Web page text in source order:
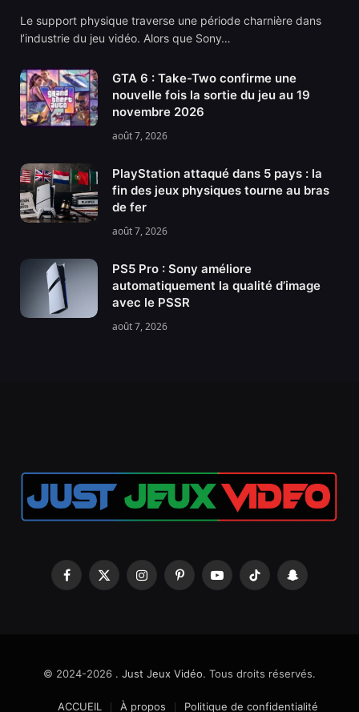
Le support physique traverse une période charnière dans
l’industrie du jeu vidéo. Alors que Sony…
GTA 6 : Take-Two confirme une
nouvelle fois la sortie du jeu au 19
novembre 2026
août 7, 2026
PlayStation attaqué dans 5 pays : la
fin des jeux physiques tourne au bras
de fer
août 7, 2026
PS5 Pro : Sony améliore
automatiquement la qualité d’image
avec le PSSR
août 7, 2026
Facebook
X
InstagramPinterestYouTubeTikTok Snapchat
© 2024-2026 . Just Jeux Vidéo. Tous droits réservés.
ACCUEIL À propos Politique de confidentialité